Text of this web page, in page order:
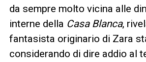
da sempre molto vicina alle
interne della Casa Blanca,
fantasista originario di Zara
considerando di dire addio al